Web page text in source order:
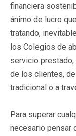
financiera
ánimo de lucro
tratando,
los Colegios de
servicio
de los clientes,
tradicional o a
Para superar
necesario pensar